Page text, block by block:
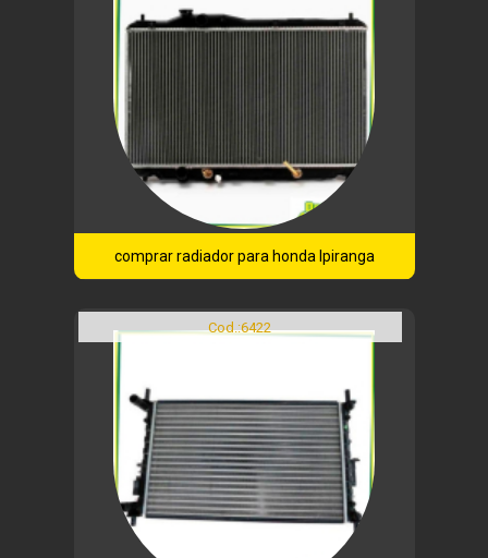
comprar radiador para honda Ipiranga
Cod.:6422